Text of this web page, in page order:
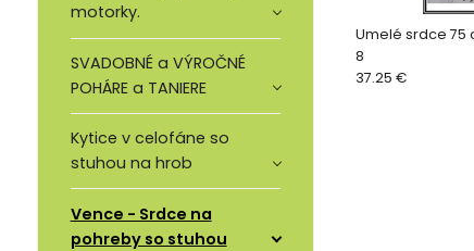
motorky.
SVADOBNÉ a VÝROČNÉ
POHÁRE a TANIERE
Kytice v celofáne so
stuhou na hrob
Vence - Srdce na
pohreby so stuhou
Umelé srdce 75
8
37.25 €